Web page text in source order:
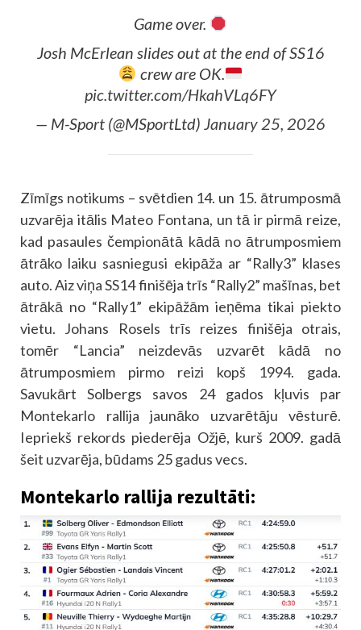
Game over.
Josh McErlean slides out at the end of SS16
crew are OK.
pic.twitter.com/HkahVLq6FY
— M-Sport (@MSportLtd) January 25, 2026
Zīmīgs notikums – svētdien 14. un 15. ātrumposmā
uzvarēja itālis Mateo Fontana, un tā ir pirmā reize,
kad pasaules čempionātā kādā no ātrumposmiem
ātrāko laiku sasniegusi ekipāža ar “Rally3” klases
auto. Aiz viņa SS14 finišēja trīs “Rally2” mašīnas, bet
ātrākā no “Rally1” ekipāžām ieņēma tikai piekto
vietu. Johans Rosels trīs reizes finišēja otrais,
tomēr “Lancia” neizdevās uzvarēt kādā no
ātrumposmiem pirmo reizi kopš 1994. gada.
Savukārt Solbergs savos 24 gados kļuvis par
Montekarlo rallija jaunāko uzvarētāju vēsturē.
Iepriekš rekords piederēja Ožjē, kurš 2009. gadā
šeit uzvarēja, būdams 25 gadus vecs.
Montekarlo rallija rezultāti: